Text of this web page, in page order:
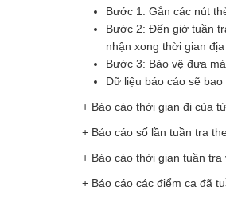
Bước 1: Gắn các nút
Bước 2: Đến giờ tuần
nhận xong thời gian
Bước 3: Bảo vệ đưa
Dữ liệu báo cáo sẽ
+ Báo cáo thời gian đi của
+ Báo cáo số lần tuần tra
+ Báo cáo thời gian tuần
+ Báo cáo các điểm ca đã